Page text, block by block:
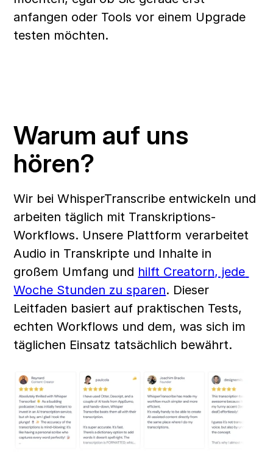
anfangen oder Tools vor einem Upgrade
testen möchten.
Warum auf uns
hören?
Wir bei WhisperTranscribe entwickeln und
arbeiten täglich mit Transkriptions-
Workflows. Unsere Plattform verarbeitet
Audio in Transkripte und Inhalte in
großem Umfang und hilft Creatorn, jede
Woche Stunden zu sparen. Dieser
Leitfaden basiert auf praktischen Tests,
echten Workflows und dem, was sich im
täglichen Einsatz tatsächlich bewährt.